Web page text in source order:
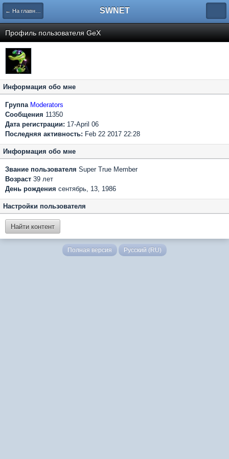
← На главную страницу SWNET
Профиль пользователя GeX
Информация обо мне
Группа Moderators
Сообщения 11350
Дата регистрации: 17-April 06
Последняя активность: Feb 22 2017 22:28
Информация обо мне
Звание пользователя Super True Member
Возраст 39 лет
День рождения сентябрь, 13, 1986
Настройки пользователя
Найти контент
Полная версия Русский (RU)